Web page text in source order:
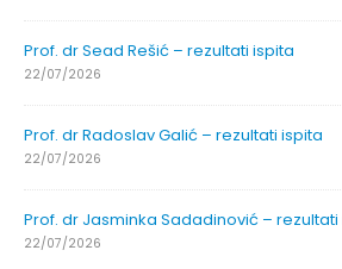
Prof. dr Sead Rešić – rezultati ispita
22/07/2026
Prof. dr Radoslav Galić – rezultati ispita
22/07/2026
Prof. dr Jasminka Sadadinović – rezultati
22/07/2026